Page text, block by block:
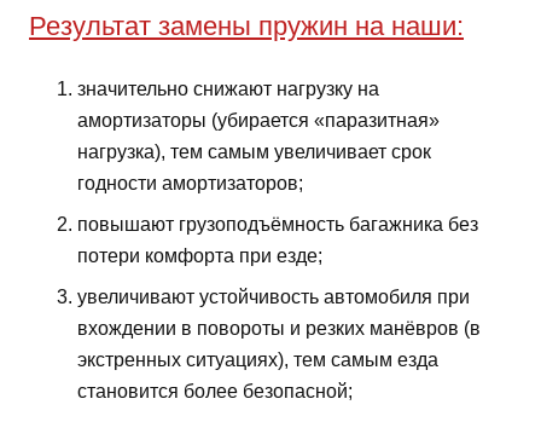
Результат замены пружин на наши:
значительно снижают нагрузку на
амортизаторы (убирается «паразитная»
нагрузка), тем самым увеличивает срок
годности амортизаторов;
повышают грузоподъёмность багажника без
потери комфорта при езде;
увеличивают устойчивость автомобиля при
вхождении в повороты и резких манёвров (в
экстренных ситуациях), тем самым езда
становится более безопасной;